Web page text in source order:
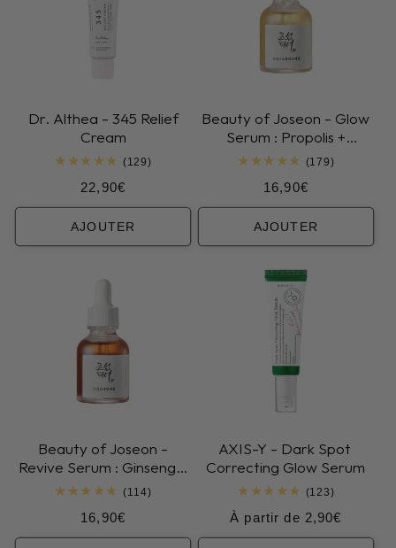
Dr. Althea - 345 Relief
Cream
(129)129
Prix
habituel
22,90€
AJOUTER
Beauty of Joseon - Glow
Serum : Propolis +
Niacinamide
(179)179
Prix
habituel
16,90€
AJOUTER
Beauty of Joseon -
Revive Serum : Ginseng +
Snail Mucin(114)114
Prix
habituel
16,90€
AXIS-Y - Dark Spot
Correcting Glow Serum
(123)123
des
Prix
habituel
À partir de 2,90€